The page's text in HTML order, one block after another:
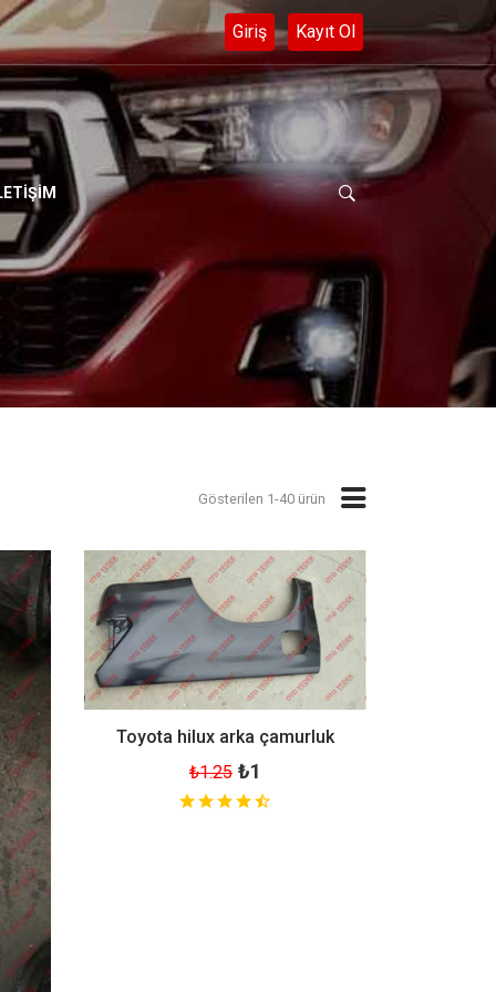
- 0 552 282 56 40
Gösterilen 1-40 ürün
Toyota hilux arka çamurluk
₺1.25 ₺1